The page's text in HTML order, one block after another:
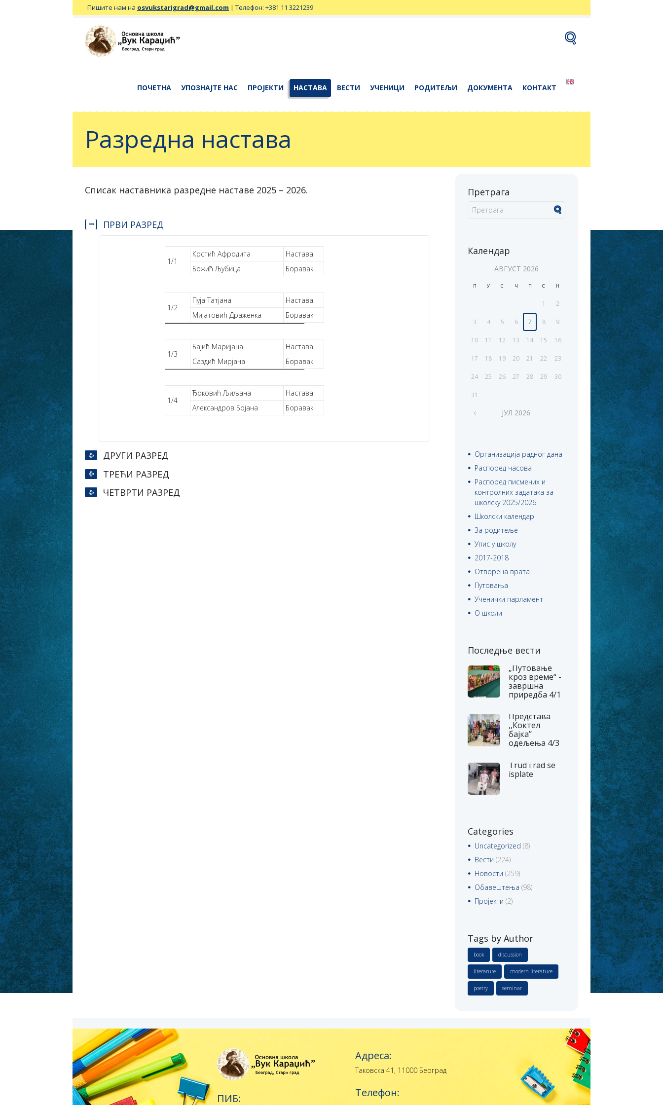
Пишите нам на osvukstarigrad@gmail.com | Телефон: +381 11 3221239
ПОЧЕТНА УПОЗНАЈТЕ НАС ПРОЈЕКТИ НАСТАВА ВЕСТИ УЧЕНИЦИ РОДИТЕЉИ ДОКУМЕНТА КОНТАКТ
Разредна настава
Списак наставника разредне наставе 2025 – 2026.
ПРВИ РАЗРЕД
1/1
Крстић Афродита
Настава
Божић Љубица
Боравак
1/2
Пуја Татјана
Настава
Мијатовић Драженка
Боравак
1/3
Бајић Маријана
Настава
Саздић Мирјана
Боравак
1/4
Ђоковић Љиљана
Настава
Александров Бојана
Боравак
ДРУГИ РАЗРЕД
ТРЕЋИ РАЗРЕД
ЧЕТВРТИ РАЗРЕД
Претрага
Календар
АВГУСТ 2026
П У С Ч П С Н
1 2
3 4 5 6 7 8 9
10 11 12 13 14 15 16
17 18 19 20 21 22 23
24 25 26 27 28 29 30
31
ЈУЛ 2026
Организација радног дана
Распоред часова
Распоред писмених и
контролних задатака за
школску 2025/2026.
Школски календар
За родитеље
Упис у школу
2017-2018
Отворена врата
Путовања
Ученички парламент
О школи
Последње вести
„Путовање
кроз време“ -
завршна
приредба 4/1
Представа
,,Коктел
бајка’’
одељења 4/3
Trud i rad se
isplate
Categories
Uncategorized (8)
Вести (224)
Новости (259)
Обавештења (98)
Пројекти (2)
Tags by Author
book discussion
literarure modern literature
poetry seminar
ПИБ:
Адреса:
Таковска 41, 11000 Београд
Телефон: